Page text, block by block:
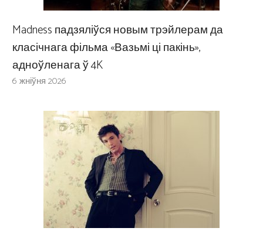
Madness падзяліўся новым трэйлерам да
класічнага фільма «Вазьмі ці пакінь»,
адноўленага ў 4K
6 жніўня 2026